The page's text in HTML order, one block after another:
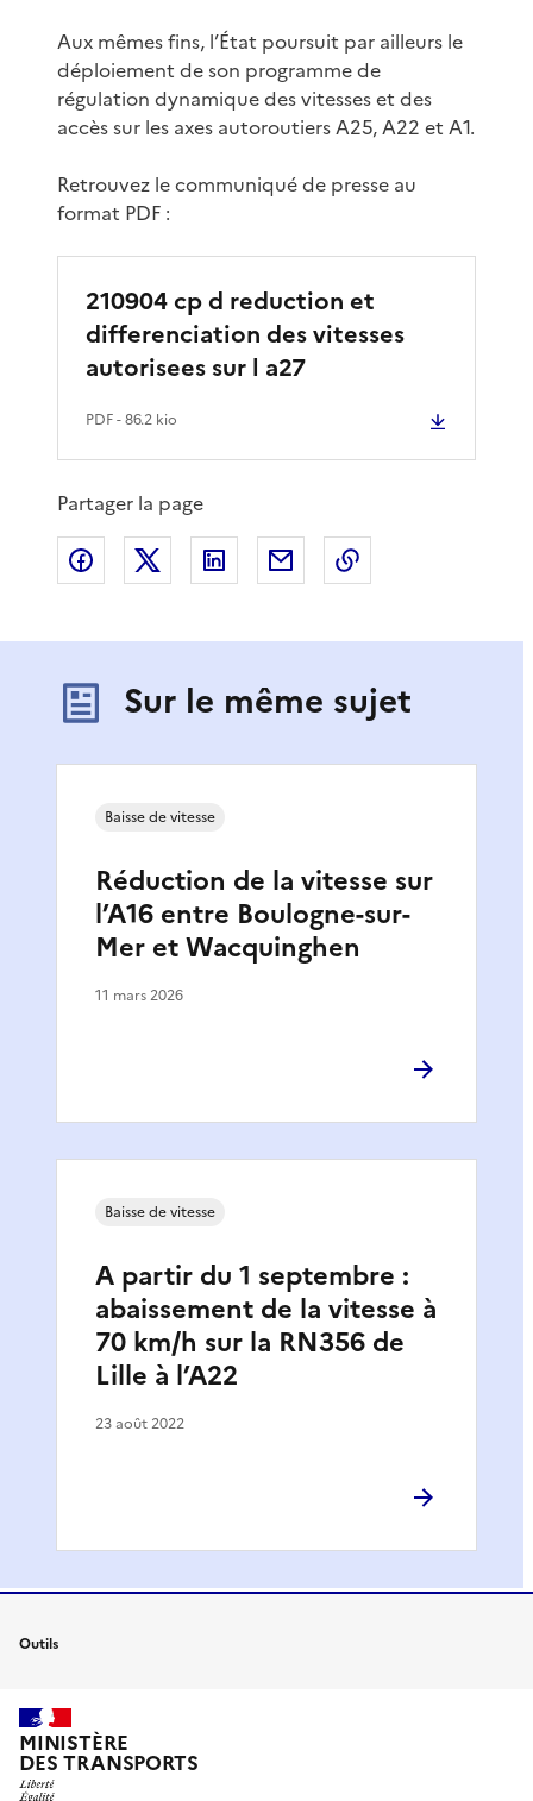
Aux mêmes fins, l’État poursuit par ailleurs le
déploiement de son programme de
régulation dynamique des vitesses et des
accès sur les axes autoroutiers A25, A22 et A1.
Retrouvez le communiqué de presse au
format PDF :
210904 cp d reduction et
differenciation des vitesses
autorisees sur l a27
PDF- 86.2 kio
Partager la page
Partager sur Facebook
Partager sur XPartager sur LinkedIn
Partager par email
Sur le même sujet
Réduction de la vitesse sur
l’A16 entre Boulogne-sur-
Mer et Wacquinghen
Baisse de vitesse
11 mars 2026
A partir du 1 septembre :
abaissement de la vitesse à
70 km/h sur la RN356 de
Lille à l’A22
Baisse de vitesse
23 août 2022
Outils
MINISTÈRE
DES TRANSPORTS